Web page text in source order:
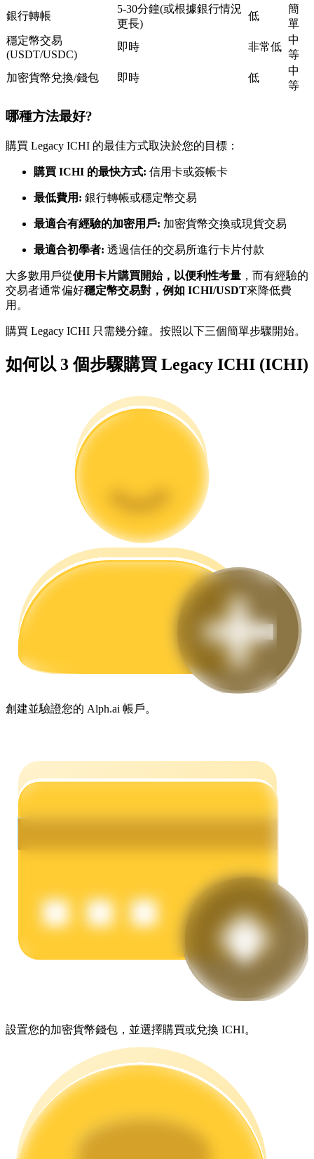
與頂尖交易專家同行
成為跟單交易員
坐享盈利分成和跟單分傭
包含交易情況等的大數據分析
合約指南
使您的資產穩定增值
銀行轉帳
5-30分鐘(或根據銀行情況
更長)
低
簡
單
穩定幣交易
(USDT/USDC)
即時 非常低
中
等
加密貨幣兌換/錢包
即時 低
中
等
哪種方法最好?
購買 Legacy ICHI 的最佳方式取決於您的目標：
購買 ICHI 的最快方式: 信用卡或簽帳卡
最低費用: 銀行轉帳或穩定幣交易
最適合有經驗的加密用戶: 加密貨幣交換或現貨交易
最適合初學者: 透過信任的交易所進行卡片付款
大多數用戶從使用卡片購買開始，以便利性考量 ，而有經驗的
交易者通常偏好穩定幣交易對，例如 ICHI/USDT來降低費
用。
購買 Legacy ICHI 只需幾分鐘。按照以下三個簡單步驟開始。
如何以 3 個步驟購買 Legacy ICHI (ICHI)
創建並驗證您的 Alph.ai 帳戶。
設置您的加密貨幣錢包，並選擇購買或兌換 ICHI。